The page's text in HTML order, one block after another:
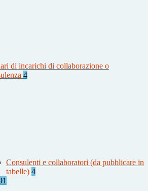
di incarichi di collaborazione o
4
Consulenti e collaboratori (da pubblicare in
tabelle) 4